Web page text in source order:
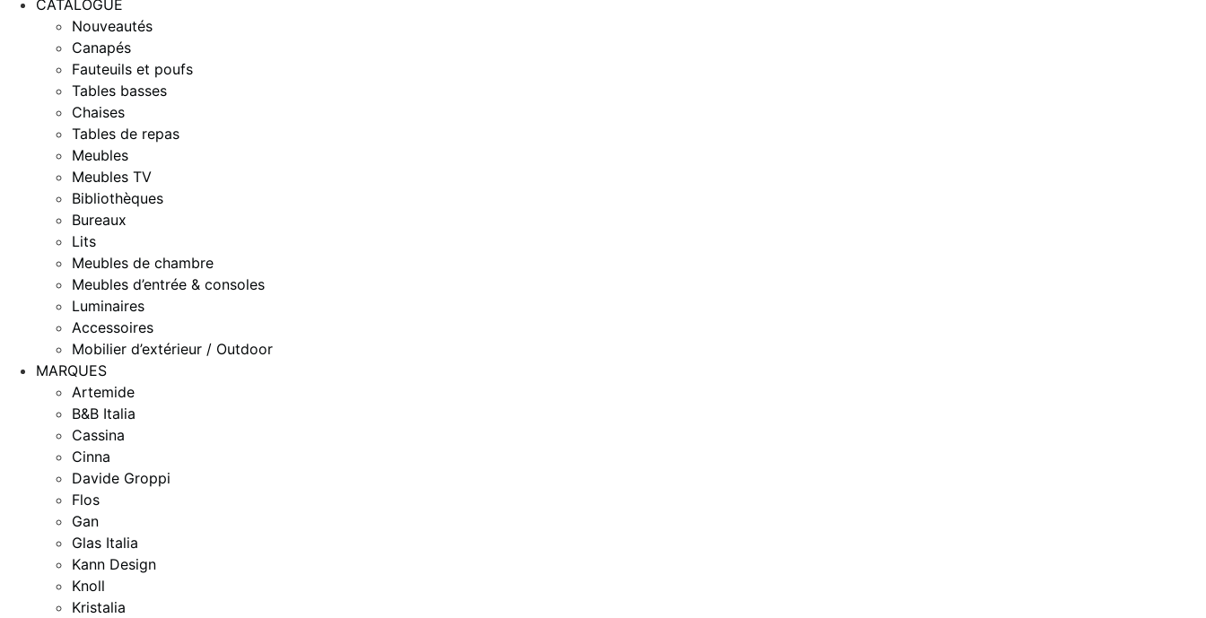
CATALOGUE
Nouveautés
Canapés
Fauteuils et poufs
Tables basses
Chaises
Tables de repas
Meubles
Meubles TV
Bibliothèques
Bureaux
Lits
Meubles de chambre
Meubles d’entrée & consoles
Luminaires
Accessoires
Mobilier d’extérieur / Outdoor
MARQUES
Artemide
B&B Italia
Cassina
Cinna
Davide Groppi
Flos
Gan
Glas Italia
Kann Design
Knoll
Kristalia